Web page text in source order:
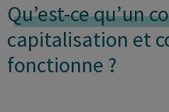
Qu’est-ce qu’un
capitalisation et
fonctionne ?